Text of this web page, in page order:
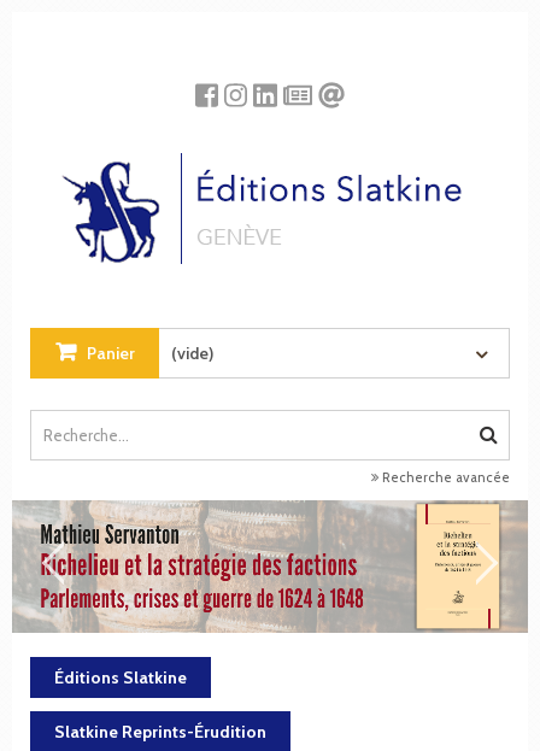
Panier (vide)
Recherche avancée
Éditions Slatkine
Slatkine Reprints-Érudition